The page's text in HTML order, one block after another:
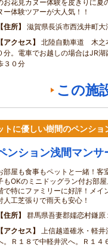
お花見カヌー体験を皮きりに夏
ー体験ツアーが大人気！！
住所
滋賀県長浜市西浅井町大
アクセス
北陸自動車道 木之
分。電車でお越しの場合はJR
３０分
この施
に優しい樹間のペンショ
ンション浅間マンサ
部屋も食事もペットと一緒！客
もOKのミニドッグラン付お部
で特にファミリーに好評！メイ
人工芝張りで雨天も安心！
住所
群馬県吾妻郡嬬恋村鎌原
アクセス
上信越道碓氷・軽
。Ｒ１８で中軽井沢へ。Ｒ１４